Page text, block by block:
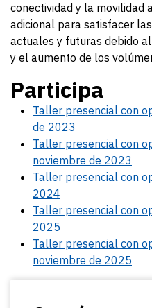
conectividad y la movilidad
adicional para satisfacer
actuales y futuras debido
y el aumento de los
Participa
Taller presencial con
de 2023
Taller presencial con
noviembre de 2023
Taller presencial con
2024
Taller presencial con
2025
Taller presencial con
noviembre de 2025